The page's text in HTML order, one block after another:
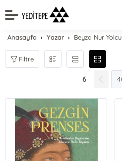
Anasayfa Yazar Beyza Nur Yolcu
Filtre
6